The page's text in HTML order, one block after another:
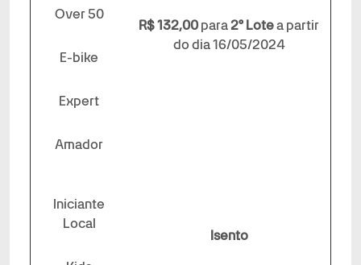
Over 50
E-bike
Expert
Amador
R$ 132,00para2º Lotea partir
do dia 16/05/2024
Iniciante
Local
Isento